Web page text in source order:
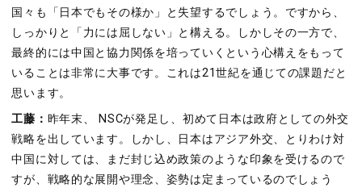
国々も「日本でもその様か」と失望するでしょう。ですから、
しっかりと「力には屈しない」と構える。しかしその一方で、
最終的には中国と協力関係を培っていくという心構えをもって
いることは非常に大事です。これは21世紀を通じての課題だと
思います。
工藤： 昨年末、 NSCが発足し、初めて日本は政府としての外交
戦略を出しています。しかし、日本はアジア外交、とりわけ対
中国に対しては、まだ封じ込め政策のような印象を受けるので
すが、戦略的な展開や理念、姿勢は定まっているのでしょう